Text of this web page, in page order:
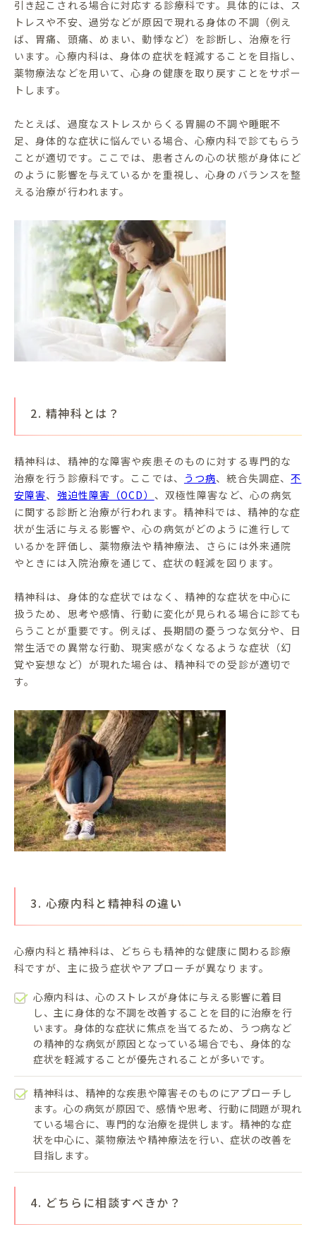
引き起こされる場合に対応する診療科です。具体的には、ス
トレスや不安、過労などが原因で現れる身体の不調（例え
ば、胃痛、頭痛、めまい、動悸など）を診断し、治療を行
います。心療内科は、身体の症状を軽減することを目指し、
薬物療法などを用いて、心身の健康を取り戻すことをサポー
トします。
たとえば、過度なストレスからくる胃腸の不調や睡眠不
足、身体的な症状に悩んでいる場合、心療内科で診てもらう
ことが適切です。ここでは、患者さんの心の状態が身体にど
のように影響を与えているかを重視し、心身のバランスを整
える治療が行われます。
2. 精神科とは？
精神科は、精神的な障害や疾患そのものに対する専門的な
治療を行う診療科です。ここでは、 うつ病、統合失調症、不
安障害、 強迫性障害（OCD） 、双極性障害など、心の病気
に関する診断と治療が行われます。精神科では、精神的な症
状が生活に与える影響や、心の病気がどのように進行して
いるかを評価し、薬物療法や精神療法、さらには外来通院
やときには入院治療を通じて、症状の軽減を図ります。
精神科は、身体的な症状ではなく、精神的な症状を中心に
扱うため、思考や感情、行動に変化が見られる場合に診ても
らうことが重要です。例えば、長期間の憂うつな気分や、日
常生活での異常な行動、現実感がなくなるような症状（幻
覚や妄想など）が現れた場合は、精神科での受診が適切で
す。
3. 心療内科と精神科の違い
心療内科と精神科は、どちらも精神的な健康に関わる診療
科ですが、主に扱う症状やアプローチが異なります。
心療内科は、心のストレスが身体に与える影響に着目
し、主に身体的な不調を改善することを目的に治療を行
います。身体的な症状に焦点を当てるため、うつ病など
の精神的な病気が原因となっている場合でも、身体的な
症状を軽減することが優先されることが多いです。
精神科は、精神的な疾患や障害そのものにアプローチし
ます。心の病気が原因で、感情や思考、行動に問題が現れ
ている場合に、専門的な治療を提供します。精神的な症
状を中心に、薬物療法や精神療法を行い、症状の改善を
目指します。
4. どちらに相談すべきか？